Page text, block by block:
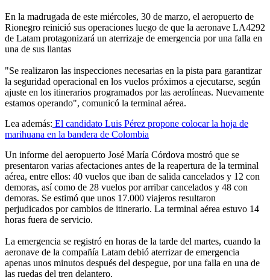
En la madrugada de este miércoles, 30 de marzo, el aeropuerto de
Rionegro reinició sus operaciones luego de que la aeronave LA4292
de Latam protagonizará un aterrizaje de emergencia por una falla en
una de sus llantas
"Se realizaron las inspecciones necesarias en la pista para garantizar
la seguridad operacional en los vuelos próximos a ejecutarse, según
ajuste en los itinerarios programados por las aerolíneas. Nuevamente
estamos operando", comunicó la terminal aérea.
Lea además: El candidato Luis Pérez propone colocar la hoja de
marihuana en la bandera de Colombia
Un informe del aeropuerto José María Córdova mostró que se
presentaron varias afectaciones antes de la reapertura de la terminal
aérea, entre ellos: 40 vuelos que iban de salida cancelados y 12 con
demoras, así como de 28 vuelos por arribar cancelados y 48 con
demoras. Se estimó que unos 17.000 viajeros resultaron
perjudicados por cambios de itinerario. La terminal aérea estuvo 14
horas fuera de servicio.
La emergencia se registró en horas de la tarde del martes, cuando la
aeronave de la compañía Latam debió aterrizar de emergencia
apenas unos minutos después del despegue, por una falla en una de
las ruedas del tren delantero.